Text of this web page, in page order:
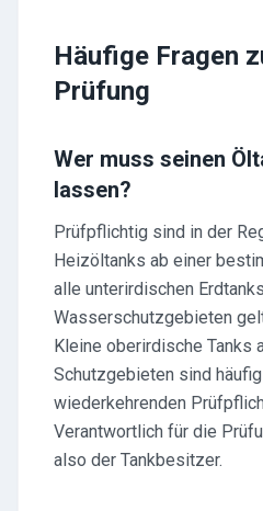
Häufige Fragen
Prüfung
Wer muss seinen
lassen?
Prüfpflichtig sind in der
Heizöltanks ab einer
alle unterirdischen
Wasserschutzgebieten
Kleine oberirdische Tanks
Schutzgebieten sind
wiederkehrenden
Verantwortlich für die
also der Tankbesitzer.